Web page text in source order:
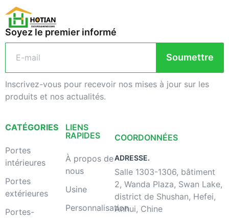
Soyez le premier informé
Soumettre
Inscrivez-vous pour recevoir nos mises à jour sur les
produits et nos actualités.
CATÉGORIES
Portes
intérieures
Portes
extérieures
Portes-
LIENS
RAPIDES
À propos de
nous
Usine
Personnalisation
COORDONNÉES
ADRESSE.
Salle 1303-1306, bâtiment
2, Wanda Plaza, Swan Lake,
district de Shushan, Hefei,
Anhui, Chine